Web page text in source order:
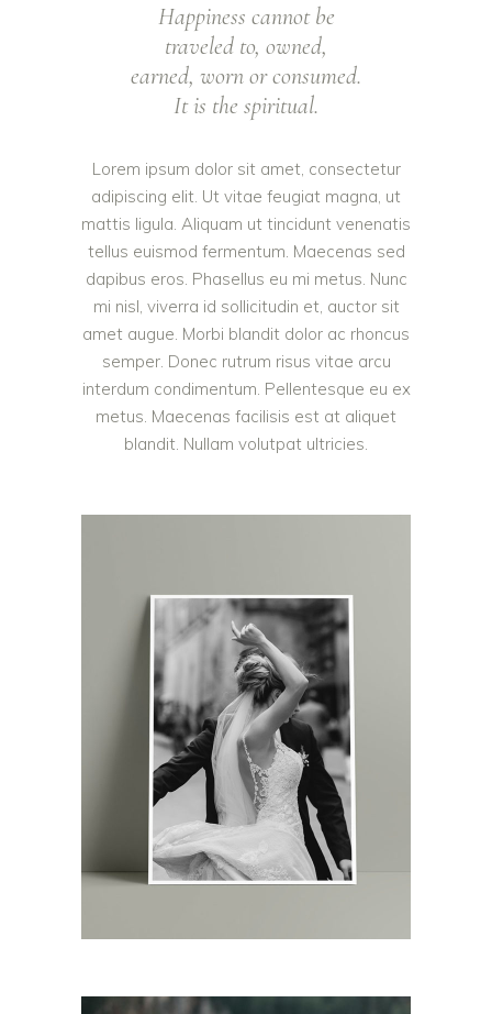
Happiness cannot be
traveled to, owned,
earned, worn or consumed.
It is the spiritual.
Lorem ipsum dolor sit amet, consectetur
adipiscing elit. Ut vitae feugiat magna, ut
mattis ligula. Aliquam ut tincidunt venenatis
tellus euismod fermentum. Maecenas sed
dapibus eros. Phasellus eu mi metus. Nunc
mi nisl, viverra id sollicitudin et, auctor sit
amet augue. Morbi blandit dolor ac rhoncus
semper. Donec rutrum risus vitae arcu
interdum condimentum. Pellentesque eu ex
metus. Maecenas facilisis est at aliquet
blandit. Nullam volutpat ultricies.